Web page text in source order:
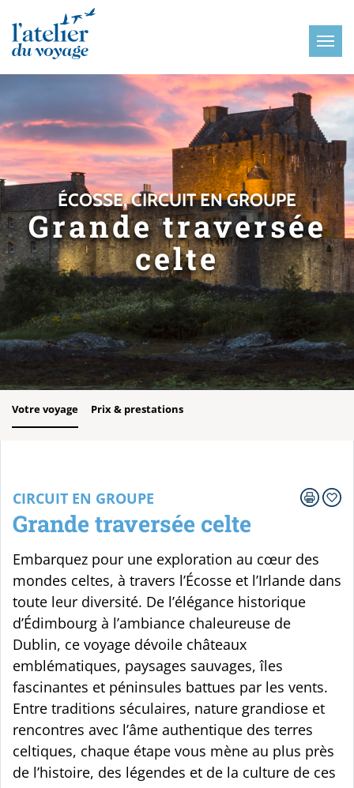
ÉCOSSE, CIRCUIT EN GROUPE
Grande traversée
celte
Votre voyage Prix & prestations
CIRCUIT EN GROUPE
Grande traversée celte
Embarquez pour une exploration au cœur des
mondes celtes, à travers l’Écosse et l’Irlande dans
toute leur diversité. De l’élégance historique
d’Édimbourg à l’ambiance chaleureuse de
Dublin, ce voyage dévoile châteaux
emblématiques, paysages sauvages, îles
fascinantes et péninsules battues par les vents.
Entre traditions séculaires, nature grandiose et
rencontres avec l’âme authentique des terres
celtiques, chaque étape vous mène au plus près
de l’histoire, des légendes et de la culture de ces
Panneau de gestion des cookies